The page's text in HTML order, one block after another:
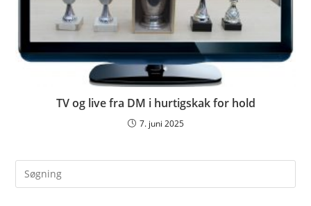
TV og live fra DM i hurtigskak for hold
7. juni 2025